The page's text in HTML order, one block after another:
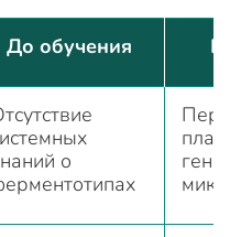
До обучения
о